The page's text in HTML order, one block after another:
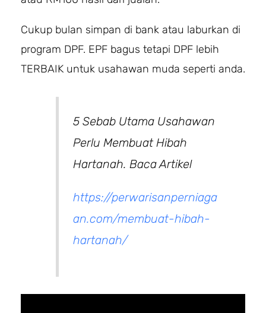
Cukup bulan simpan di bank atau laburkan di
program DPF. EPF bagus tetapi DPF lebih
TERBAIK untuk usahawan muda seperti anda.
5 Sebab Utama Usahawan
Perlu Membuat Hibah
Hartanah. Baca Artikel
https://perwarisanperniaga
an.com/membuat-hibah-
hartanah/